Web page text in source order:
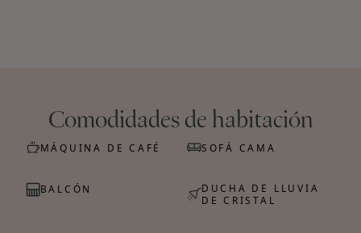
Comodidades de habitación
MÁQUINA DE CAFÉ SOFÁ CAMA
BALCÓN
DUCHA DE LLUVIA
DE CRISTAL